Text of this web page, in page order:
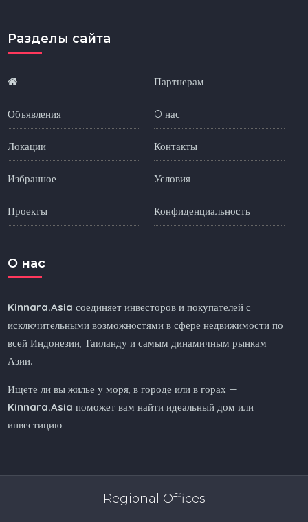
Разделы сайта
Объявления
Локации
Избранное
Проекты
Партнерам
O нас
Контакты
Условия
Конфиденциальность
O нас
Kinnara.Asia соединяет инвесторов и покупателей с
исключительными возможностями в сфере недвижимости по
всей Индонезии, Таиланду и самым динамичным рынкам
Азии.
Ищете ли вы жилье у моря, в городе или в горах —
Kinnara.Asia поможет вам найти идеальный дом или
инвестицию.
Regional Offices